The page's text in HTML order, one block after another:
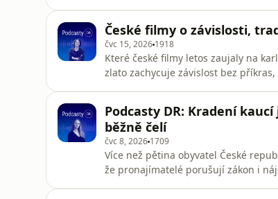
pravidelné vydávání epizod svým
České filmy o závislosti,
čvc 15, 2026 1918
Které české filmy letos zaujaly na
zlato zachycuje závislost bez
Podcasty DR: Kradení
běžně čelí
čvc 8, 2026 1709
Více než pětina obyvatel České
že pronajímatelé porušují zákon i